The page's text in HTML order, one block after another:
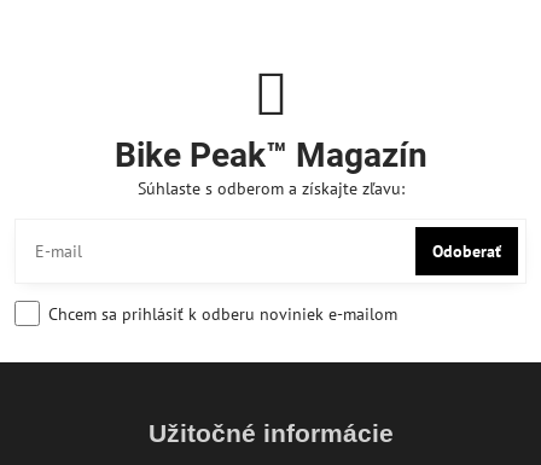
Bike Peak™ Magazín
Súhlaste s odberom a získajte zľavu:
Odoberať
Chcem sa prihlásiť k odberu noviniek e-mailom
Užitočné informácie